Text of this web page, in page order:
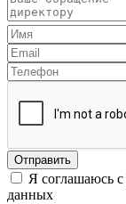
Я соглашаюсь с
данных